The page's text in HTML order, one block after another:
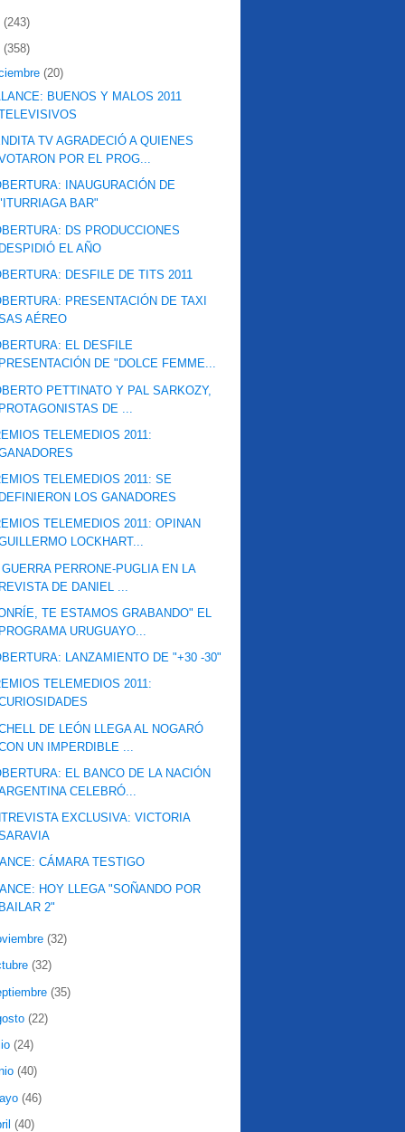
(243)
(358)
(20)
BUENOS Y MALOS 2011
TV AGRADECIÓ A QUIENES
POR EL PROG...
INAUGURACIÓN DE
BAR"
DS PRODUCCIONES
EL AÑO
DESFILE DE TITS 2011
PRESENTACIÓN DE TAXI
AÉREO
EL DESFILE
DE "DOLCE FEMME...
PETTINATO Y PAL SARKOZY,
DE ...
TELEMEDIOS 2011:
TELEMEDIOS 2011: SE
LOS GANADORES
TELEMEDIOS 2011: OPINAN
LOCKHART...
GUERRA PERRONE-PUGLIA EN LA
DE DANIEL ...
TE ESTAMOS GRABANDO" EL
URUGUAYO...
LANZAMIENTO DE "+30 -30"
TELEMEDIOS 2011:
DE LEÓN LLEGA AL NOGARÓ
UN IMPERDIBLE ...
EL BANCO DE LA NACIÓN
CELEBRÓ...
EXCLUSIVA: VICTORIA
CÁMARA TESTIGO
HOY LLEGA "SOÑANDO POR
2"
(32)
(32)
(35)
(22)
(24)
(40)
(46)
(40)